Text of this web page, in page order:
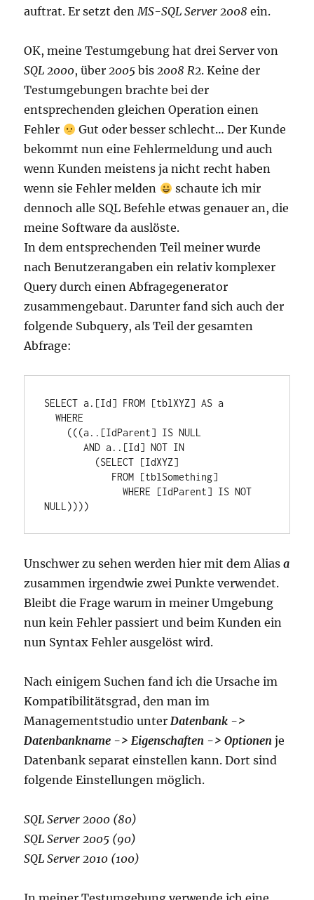
auftrat. Er setzt denMS-SQL Server 2008ein.
OK, meine Testumgebung hat drei Server von
SQL 2000, über2005bis2008 R2. Keine der
Testumgebungen brachte bei der
entsprechenden gleichen Operation einen
Fehler
Gut oder besser schlecht… Der Kunde
bekommt nun eine Fehlermeldung und auch
wenn Kunden meistens ja nicht recht haben
wenn sie Fehler melden
schaute ich mir
dennoch alle SQL Befehle etwas genauer an, die
meine Software da auslöste.
In dem entsprechenden Teil meiner wurde
nach Benutzerangaben ein relativ komplexer
Query durch einen Abfragegenerator
zusammengebaut. Darunter fand sich auch der
folgende Subquery, als Teil der gesamten
Abfrage:
SELECT a.[Id] FROM [tblXYZ] AS a
  WHERE
       AND a..[Id] NOT IN
              WHERE [IdParent] IS NOT
NULL))))
Unschwer zu sehen werden hier mit dem Aliasa
zusammen irgendwie zwei Punkte verwendet.
Bleibt die Frage warum in meiner Umgebung
nun kein Fehler passiert und beim Kunden ein
nun Syntax Fehler ausgelöst wird.
Nach einigem Suchen fand ich die Ursache im
Kompatibilitätsgrad, den man im
Managementstudio unterDatenbank ->
Datenbankname -> Eigenschaften -> Optionenje
Datenbank separat einstellen kann. Dort sind
folgende Einstellungen möglich.
SQL Server 2000 (80)
SQL Server 2005 (90)
SQL Server 2010 (100)